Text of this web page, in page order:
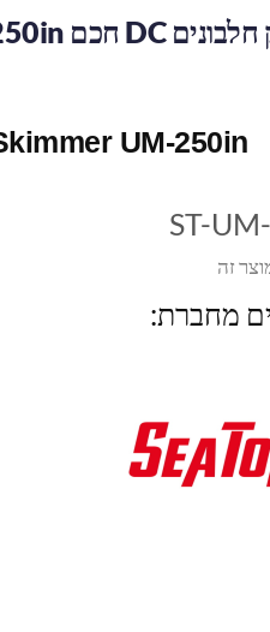
UM-250in
זה
ST-
מחברת: